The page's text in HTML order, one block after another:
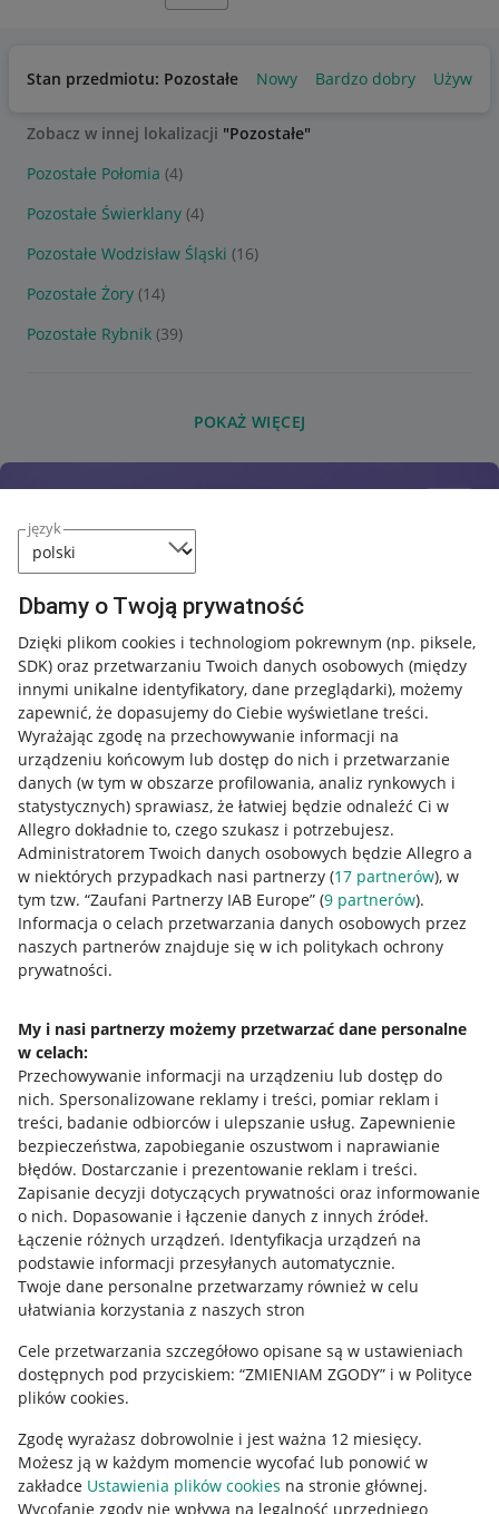
język
Dbamy o Twoją prywatność
Dzięki plikom cookies i technologiom pokrewnym (np. piksele,
SDK) oraz przetwarzaniu Twoich danych osobowych (między
innymi unikalne identyfikatory, dane przeglądarki), możemy
zapewnić, że dopasujemy do Ciebie wyświetlane treści.
Wyrażając zgodę na przechowywanie informacji na
urządzeniu końcowym lub dostęp do nich i przetwarzanie
danych (w tym w obszarze profilowania, analiz rynkowych i
statystycznych) sprawiasz, że łatwiej będzie odnaleźć Ci w
Allegro dokładnie to, czego szukasz i potrzebujesz.
Administratorem Twoich danych osobowych będzie Allegro a
w niektórych przypadkach nasi partnerzy (17 partnerów), w
tym tzw. “Zaufani Partnerzy IAB Europe” (9 partnerów).
Informacja o celach przetwarzania danych osobowych przez
naszych partnerów znajduje się w ich politykach ochrony
prywatności.
My i nasi partnerzy możemy przetwarzać dane personalne
w celach:
Przechowywanie informacji na urządzeniu lub dostęp do
nich. Spersonalizowane reklamy i treści, pomiar reklam i
treści, badanie odbiorców i ulepszanie usług. Zapewnienie
bezpieczeństwa, zapobieganie oszustwom i naprawianie
błędów. Dostarczanie i prezentowanie reklam i treści.
Zapisanie decyzji dotyczących prywatności oraz informowanie
o nich. Dopasowanie i łączenie danych z innych źródeł.
Łączenie różnych urządzeń. Identyfikacja urządzeń na
podstawie informacji przesyłanych automatycznie.
Twoje dane personalne przetwarzamy również w celu
ułatwiania korzystania z naszych stron
Cele przetwarzania szczegółowo opisane są w ustawieniach
dostępnych pod przyciskiem: “ZMIENIAM ZGODY” i w Polityce
plików cookies.
Zgodę wyrażasz dobrowolnie i jest ważna 12 miesięcy.
Możesz ją w każdym momencie wycofać lub ponowić w
zakładce Ustawienia plików cookies na stronie głównej.
Wycofanie zgody nie wpływa na legalność uprzedniego
Stan przedmiotu: Pozostałe Nowy Bardzo dobry Używany
Zobacz w innej lokalizacji "Pozostałe"
Pozostałe Połomia (4)
Pozostałe Świerklany (4)
Pozostałe Wodzisław Śląski (16)
Pozostałe Żory (14)
Pozostałe Rybnik (39)
POKAŻ WIĘCEJ
Przydatne informacje
Jak to działa
Allegro Gadane dla sprzedających
Allegro Gadane dla kupujących
Mapa miejscowości
Informacje prawne
Regulamin
Polityka plików "cookies"
Ustawienia plików "cookies"
Udostępnianie lokalizacji
Informacje dla Aktu o Usługach Cyfrowych
Pobierz aplikację